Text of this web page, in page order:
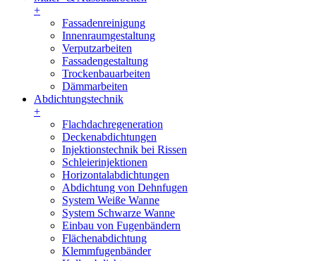
+
Fassadenreinigung
Innenraumgestaltung
Verputzarbeiten
Fassadengestaltung
Trockenbauarbeiten
Dämmarbeiten
Abdichtungstechnik
+
Flachdachregeneration
Deckenabdichtungen
Injektionstechnik bei Rissen
Schleierinjektionen
Horizontalabdichtungen
Abdichtung von Dehnfugen
System Weiße Wanne
System Schwarze Wanne
Einbau von Fugenbändern
Flächenabdichtung
Klemmfugenbänder